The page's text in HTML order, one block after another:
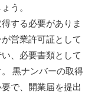
う。
する必要がありま
営業許可証として
、必要書類として
黒ナンバーの取得
で、開業届を提出